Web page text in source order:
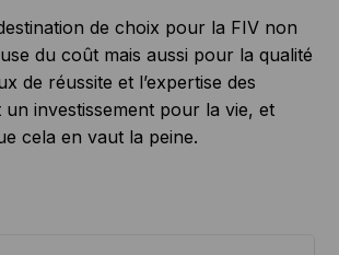
de choix pour la FIV non
du coût mais aussi pour la qualité
de réussite et l’expertise des
un investissement pour la vie, et
cela en vaut la peine.